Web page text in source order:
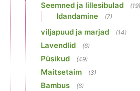
Seemned ja lillesibulad (19)
Idandamine (7)
viljapuud ja marjad (14)
Lavendlid (6)
Püsikud (49)
Maitsetaim (3)
Bambus (6)